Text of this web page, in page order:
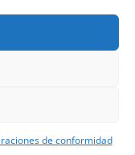
de conformidad